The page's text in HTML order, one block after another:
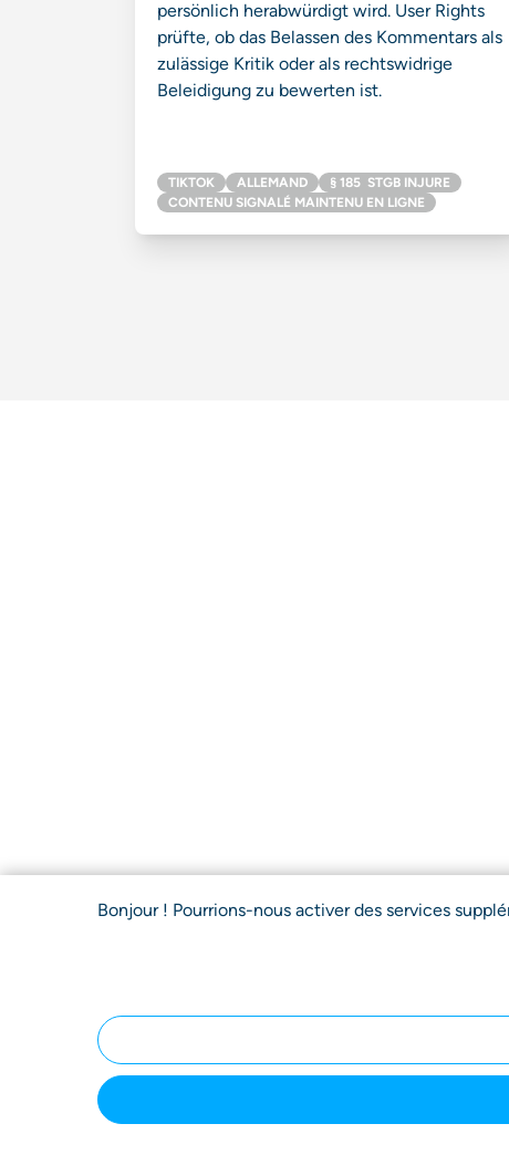
persönlich herabwürdigt wird. User Rights
prüfte, ob das Belassen des Kommentars als
zulässige Kritik oder als rechtswidrige
Beleidigung zu bewerten ist.
TIKTOK ALLEMAND
§ 185 STGB INJURE
CONTENU SIGNALÉ MAINTENU EN LIGNE
Accueil
Bonjour ! Pourrions-nous activer des services